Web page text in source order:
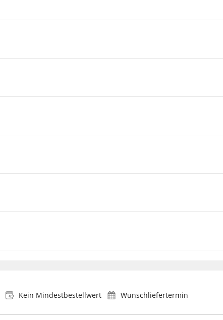
Kein Mindestbestellwert Wunschliefertermin